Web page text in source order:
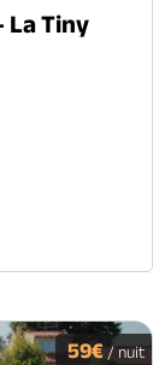
La Tiny
59€/ nuit